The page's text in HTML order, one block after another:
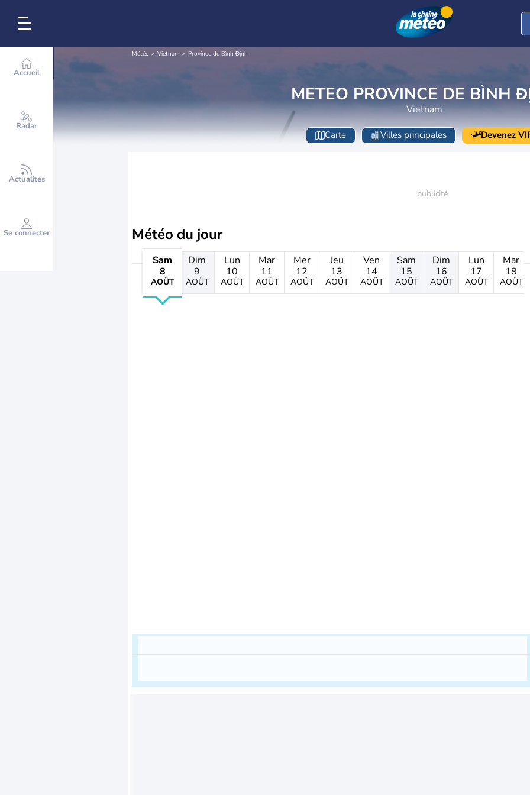
Accueil
Radar
Actualités
Se connecter
Météo Vietnam Province de Bình Định
METEO PROVINCE DE BÌNH
Vietnam
Carte Villes principales Devenez
Météo du jour
Sam
8
AOÛT
Dim
9
AOÛT
Lun
10
AOÛT
Mar
11
AOÛT
Mer
12
AOÛT
Jeu
13
AOÛT
Ven
14
AOÛT
Sam
15
AOÛT
Dim
16
AOÛT
Lun
17
AOÛT
Mar
18
AOÛT